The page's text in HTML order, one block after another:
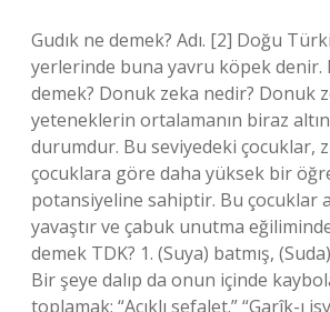
Gudık ne demek? Adı. [2] Doğu
yerlerinde buna yavru köpek denir.
demek? Donuk zeka nedir? Donuk
yeteneklerin ortalamanın biraz
durumdur. Bu seviyedeki çocuklar,
çocuklara göre daha yüksek bir
potansiyeline sahiptir. Bu çocuklar
yavaştır ve çabuk unutma
demek TDK? 1. (Suya) batmış,
Bir şeye dalıp da onun içinde
toplamak: “Acıklı sefalet.” “Garîk-ı